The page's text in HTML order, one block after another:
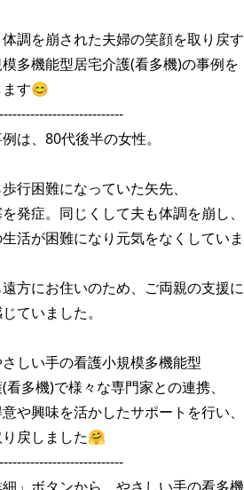
調を崩された夫婦の笑顔を取り戻す
多機能型居宅介護(看多機)の事例を
ます😊
は、80代後半の女性。
行困難になっていた矢先、
発症。同じくして夫も体調を崩し、
活が困難になり元気をなくしていま
方にお住いのため、ご両親の支援に
ていました。
しい手の看護小規模多機能型
看多機)で様々な専門家との連携、
や興味を活かしたサポートを行い、
戻しました🤗